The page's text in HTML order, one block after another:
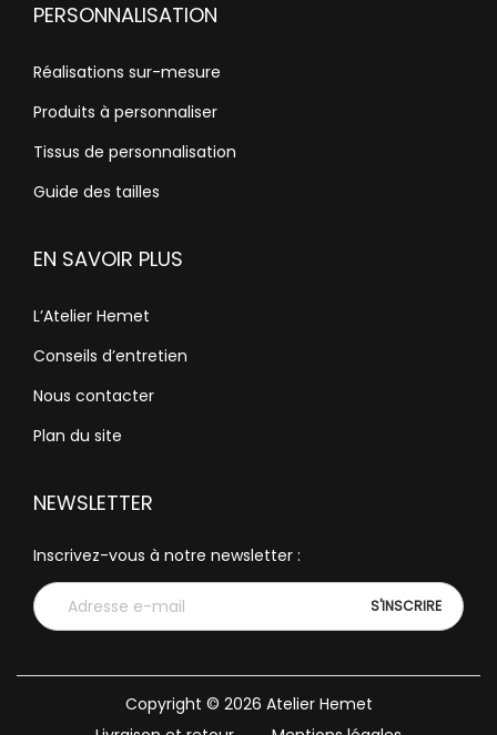
PERSONNALISATION
Réalisations sur-mesure
Produits à personnaliser
Tissus de personnalisation
Guide des tailles
EN SAVOIR PLUS
L’Atelier Hemet
Conseils d’entretien
Nous contacter
Plan du site
NEWSLETTER
Inscrivez-vous à notre newsletter :
Copyright © 2026 Atelier Hemet